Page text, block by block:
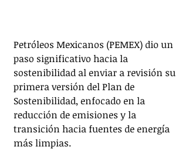
Petróleos Mexicanos (PEMEX) dio un
paso significativo hacia la
sostenibilidad al enviar a revisión su
primera versión del Plan de
Sostenibilidad, enfocado en la
reducción de emisiones y la
transición hacia fuentes de energía
más limpias.